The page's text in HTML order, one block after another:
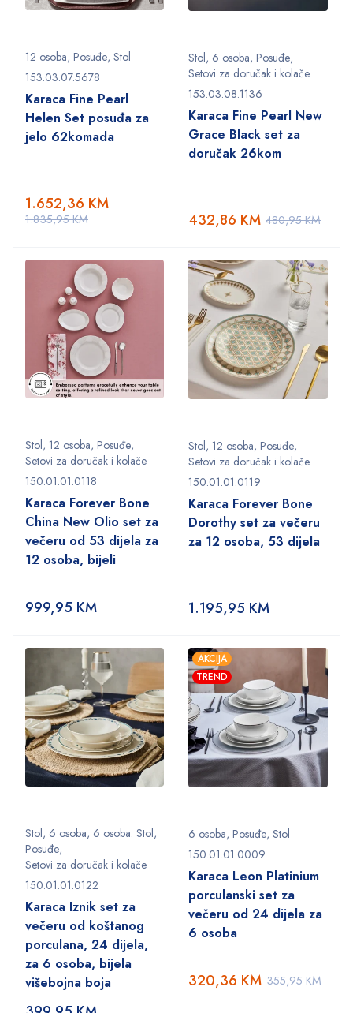
12 osoba, Posuđe, Stol
153.03.07.5678
Karaca Fine Pearl
Helen Set posuđa za
jelo 62komada
1.835,95KM
1.652,36 KM
Stol, 6 osoba, Posuđe,
Setovi za doručak i kolače
153.03.08.1136
Karaca Fine Pearl New
Grace Black set za
doručak 26kom
480,95KM
432,86 KM
Stol, 12 osoba, Posuđe,
Setovi za doručak i kolače
150.01.01.0118
Karaca Forever Bone
China New Olio set za
večeru od 53 dijela za
12 osoba, bijeli
999,95 KM
Stol, 12 osoba, Posuđe,
Setovi za doručak i kolače
150.01.01.0119
Karaca Forever Bone
Dorothy set za večeru
za 12 osoba, 53 dijela
1.195,95 KM
Stol, 6 osoba, 6 osoba. Stol,
Posuđe,
Setovi za doručak i kolače
150.01.01.0122
Karaca Iznik set za
večeru od koštanog
porculana, 24 dijela,
za 6 osoba, bijela
višebojna boja
AKCIJA
TREND
6 osoba, Posuđe, Stol
150.01.01.0009
Karaca Leon Platinium
porculanski set za
večeru od 24 dijela za
6 osoba
355,95KM
320,36 KM